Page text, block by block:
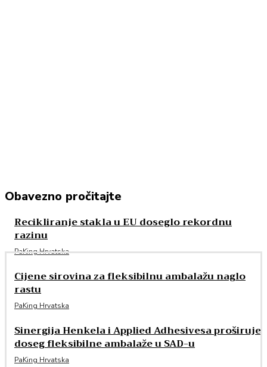
Obavezno pročitajte
Recikliranje stakla u EU doseglo rekordnu
razinu
PaKing Hrvatska
Cijene sirovina za fleksibilnu ambalažu naglo
rastu
PaKing Hrvatska
Sinergija Henkela i Applied Adhesivesa proširuje
doseg fleksibilne ambalaže u SAD-u
PaKing Hrvatska